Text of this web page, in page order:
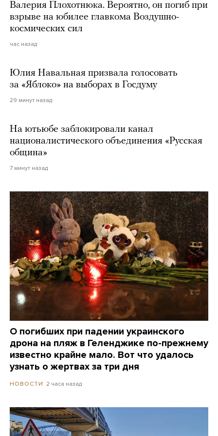
Валерия Плохотнюка. Вероятно, он погиб при
взрыве на юбилее главкома Воздушно-
космических сил
час назад
Юлия Навальная призвала голосовать
за «Яблоко» на выборах в Госдуму
29 минут назад
На ютьюбе заблокировали канал
националистического объединения «Русская
община»
7 минут назад
О погибших при падении украинского
дрона на пляж в Геленджике по-прежнему
известно крайне мало. Вот что удалось
узнать о жертвах за три дня
НОВОСТИ 2 часа назад